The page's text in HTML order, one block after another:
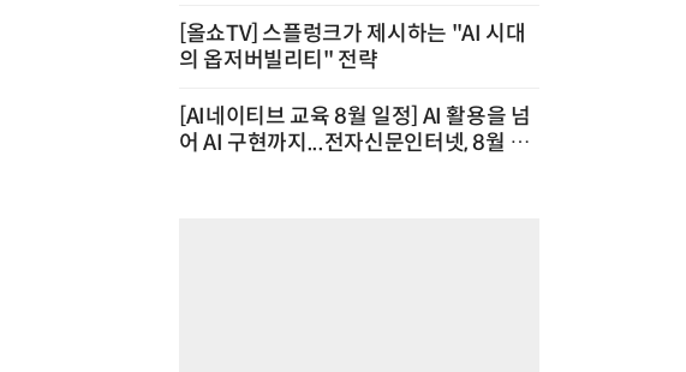
[올쇼TV] 스플렁크가 제시하는 "AI 시대
의 옵저버빌리티" 전략
[AI네이티브 교육 8월 일정] AI 활용을 넘
어 AI 구현까지...전자신문인터넷, 8월 실